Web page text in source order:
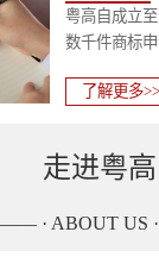
粤高自成立
数千件商标申
了解更多>>
走进粤高
· ABOUT